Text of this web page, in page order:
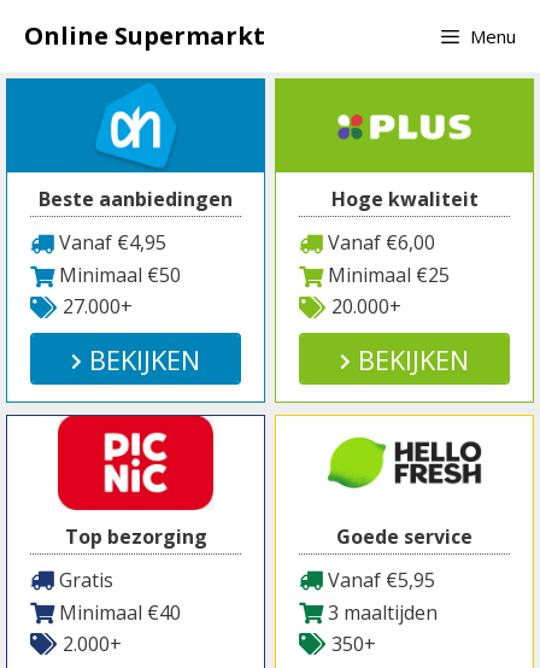
naar
inhoud
Online Supermarkt Menu
Beste aanbiedingen
Vanaf €4,95
Minimaal €50
27.000+
BEKIJKEN
Hoge kwaliteit
Vanaf €6,00
Minimaal €25
20.000+
BEKIJKEN
Top bezorging
Gratis
Minimaal €40
2.000+
Goede service
Vanaf €5,95
3 maaltijden
350+